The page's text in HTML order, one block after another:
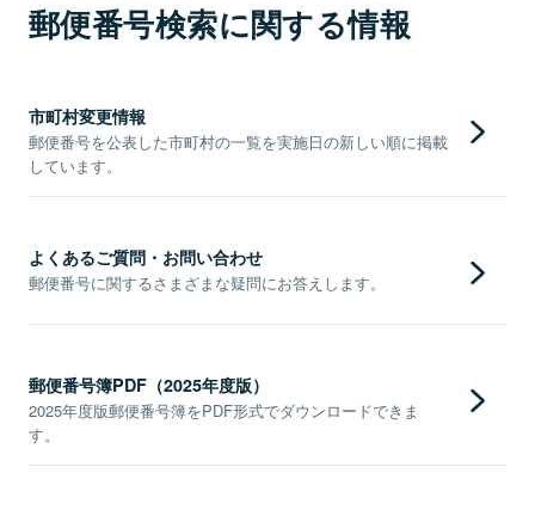
郵便番号検索に関する情報
市町村変更情報
郵便番号を公表した市町村の一覧を実施日の新しい順に掲載
しています。
よくあるご質問・お問い合わせ
郵便番号に関するさまざまな疑問にお答えします。
郵便番号簿PDF（2025年度版）
2025年度版郵便番号簿をPDF形式でダウンロードできま
す。